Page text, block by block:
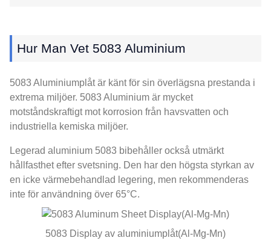
Hur Man Vet 5083 Aluminium
5083 Aluminiumplåt är känt för sin överlägsna prestanda i
extrema miljöer. 5083 Aluminium är mycket
motståndskraftigt mot korrosion från havsvatten och
industriella kemiska miljöer.
Legerad aluminium 5083 bibehåller också utmärkt
hållfasthet efter svetsning. Den har den högsta styrkan av
en icke värmebehandlad legering, men rekommenderas
inte för användning över 65°C.
5083 Display av aluminiumplåt(Al-Mg-Mn)